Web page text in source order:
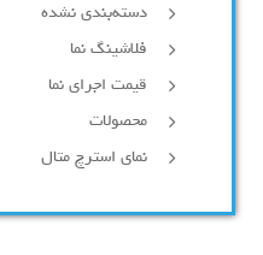
دسته‌بندی نشده
فلاشینگ نما
قیمت اجرای نما
محصولات
نمای استرچ متال